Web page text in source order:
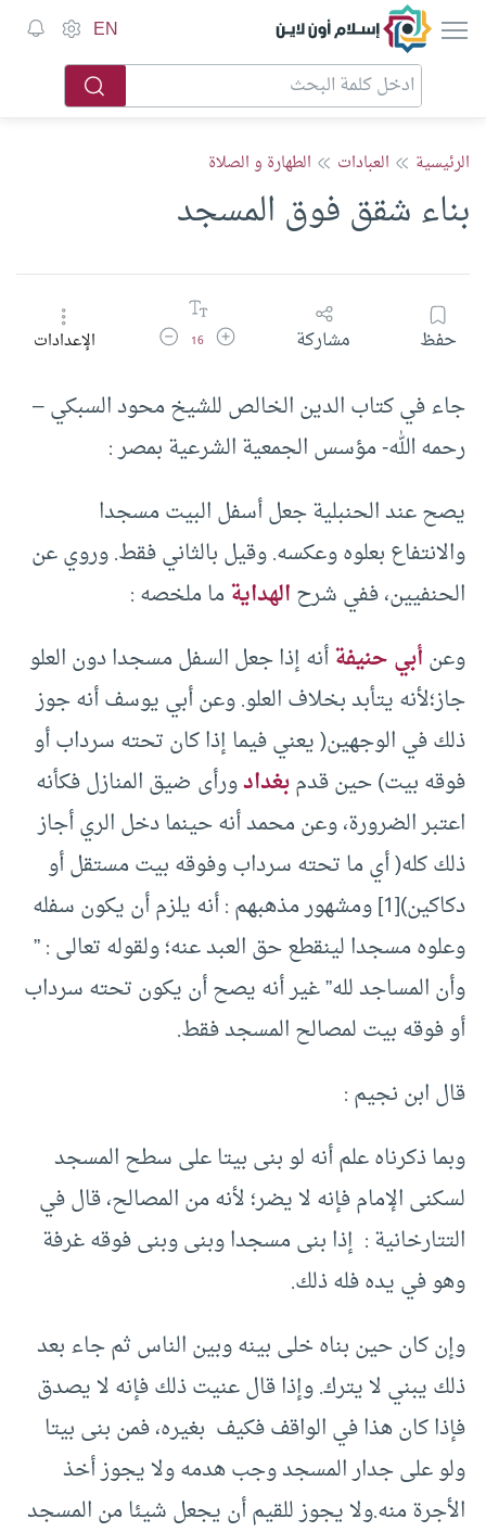
إسلام أون لاين EN
الرئيسية العبادات الطهارة و الصلاة
بناء شقق فوق المسجد
حفظ مشاركة زيادة حجم الخط
16 تقليل حجم الخطالإعدادات
جاء في كتاب الدين الخالص للشيخ محود السبكي –
رحمه الله- مؤسس الجمعية الشرعية بمصر :
يصح عند الحنبلية جعل أسفل البيت مسجدا
والانتفاع بعلوه وعكسه. وقيل بالثاني فقط. وروي عن
الحنفيين، ففي شرحالهدايةما ملخصه :
وعنأبي حنيفةأنه إذا جعل السفل مسجدا دون العلو
جاز؛لأنه يتأبد بخلاف العلو. وعن أبي يوسف أنه جوز
ذلك في الوجهين( يعني فيما إذا كان تحته سرداب أو
فوقه بيت) حين قدمبغدادورأى ضيق المنازل فكأنه
اعتبر الضرورة، وعن محمد أنه حينما دخل الري أجاز
ذلك كله( أي ما تحته سرداب وفوقه بيت مستقل أو
دكاكين)[1] ومشهور مذهبهم : أنه يلزم أن يكون سفله
وعلوه مسجدا لينقطع حق العبد عنه؛ ولقوله تعالى : ”
وأن المساجد لله” غير أنه يصح أن يكون تحته سرداب
أو فوقه بيت لمصالح المسجد فقط.
قال ابن نجيم :
وبما ذكرناه علم أنه لو بنى بيتا على سطح المسجد
لسكنى الإمام فإنه لا يضر؛ لأنه من المصالح، قال في
التتارخانية : إذا بنى مسجدا وبنى وبنى فوقه غرفة
وهو في يده فله ذلك.
وإن كان حين بناه خلى بينه وبين الناس ثم جاء بعد
ذلك يبني لا يترك. وإذا قال عنيت ذلك فإنه لا يصدق
فإذا كان هذا في الواقف فكيف بغيره، فمن بنى بيتا
ولو على جدار المسجد وجب هدمه ولا يجوز أخذ
الأجرة منه.ولا يجوز للقيم أن يجعل شيئا من المسجد